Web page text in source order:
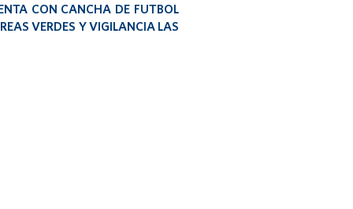
CON CANCHA DE FUTBOL
VERDES Y VIGILANCIA LAS